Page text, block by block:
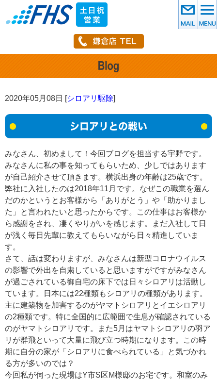
2020年05月08日 [シロアリ駆除]
シロアリとの戦い
みなさん、初めまして！今回ブログを担当する宇野です。
みなさんに私の事を知ってもらいため、少しではあります
が自己紹介させて頂きます。横浜出身の年齢は25歳です。
弊社に入社したのは2018年11月です。なぜこの職業を選ん
だのかというとお客様から「ありがとう」や「助かりまし
た」と言われたいと思ったからです。この仕事はお客様か
ら感謝をされ、凄くやりがいを感じます。まだ入社して日
が浅く毎日先輩に教えてもらいながら日々精進していま
す。
さて、話は変わりますが、みなさんは新型コロナウイルス
の影響で外出を自粛していると思いますがですがみなさん
が過ごされている御自宅の床下では日々シロアリは活動し
ています。日本には22種類もシロアリの種類があります。
主に建築物を加害するのがヤマトシロアリとイエシロアリ
の2種類です。特に全国的に広範囲で生息が確認されている
のがヤマトシロアリです。また5月はヤマトシロアリの羽ア
リが群飛といって大量に飛び立つ時期になります。この時
期に自分の家が「シロアリに食べられている」と気づかれ
る方が多いのでは？
今回私が伺った現場はY市S区M様邸のお宅です。和室のみ